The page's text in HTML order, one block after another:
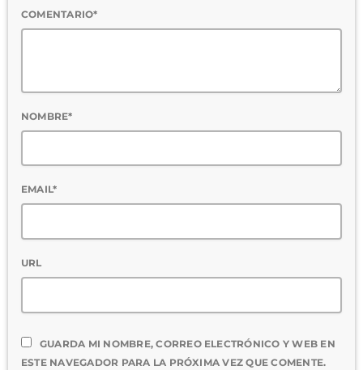
COMENTARIO*
NOMBRE*
EMAIL*
URL
GUARDA MI NOMBRE, CORREO ELECTRÓNICO Y WEB EN
ESTE NAVEGADOR PARA LA PRÓXIMA VEZ QUE COMENTE.